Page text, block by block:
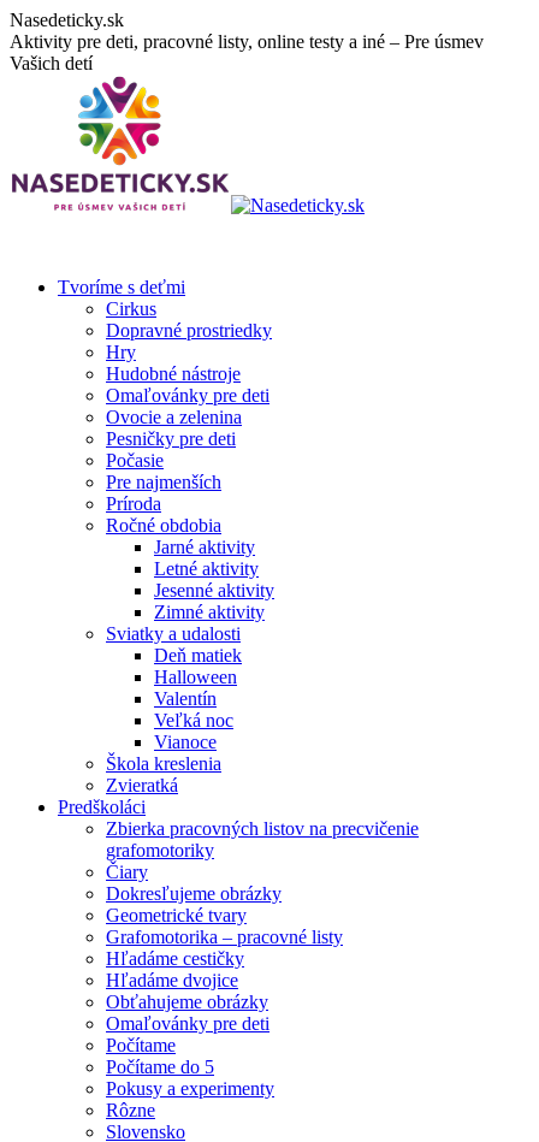
Skip
to
content
Nasedeticky.sk
Aktivity pre deti, pracovné listy, online testy a iné – Pre úsmev
Vašich detí
Tvoríme s deťmi
Cirkus
Dopravné prostriedky
Hry
Hudobné nástroje
Omaľovánky pre deti
Ovocie a zelenina
Pesničky pre deti
Počasie
Pre najmenších
Príroda
Ročné obdobia
Jarné aktivity
Letné aktivity
Jesenné aktivity
Zimné aktivity
Sviatky a udalosti
Deň matiek
Halloween
Valentín
Veľká noc
Vianoce
Škola kreslenia
Zvieratká
Predškoláci
Zbierka pracovných listov na precvičenie
grafomotoriky
Čiary
Dokresľujeme obrázky
Geometrické tvary
Grafomotorika – pracovné listy
Hľadáme cestičky
Hľadáme dvojice
Obťahujeme obrázky
Omaľovánky pre deti
Počítame
Počítame do 5
Pokusy a experimenty
Rôzne
Slovensko